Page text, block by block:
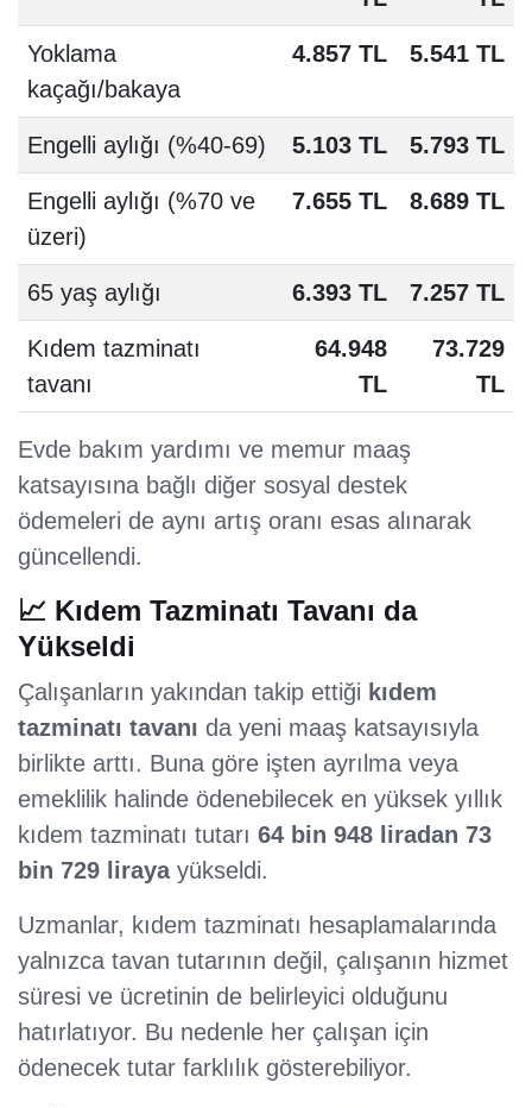
Yoklama
kaçağı/bakaya
4.857 TL 5.541 TL
Engelli aylığı (%40-69) 5.103 TL 5.793 TL
Engelli aylığı (%70 ve
üzeri)
7.655 TL 8.689 TL
65 yaş aylığı 6.393 TL 7.257 TL
Kıdem tazminatı
tavanı
64.948
TL
73.729
TL
Evde bakım yardımı ve memur maaş
katsayısına bağlı diğer sosyal destek
ödemeleri de aynı artış oranı esas alınarak
güncellendi.
📈 Kıdem Tazminatı Tavanı da
Yükseldi
Çalışanların yakından takip ettiği kıdem
tazminatı tavanı da yeni maaş katsayısıyla
birlikte arttı. Buna göre işten ayrılma veya
emeklilik halinde ödenebilecek en yüksek yıllık
kıdem tazminatı tutarı 64 bin 948 liradan 73
bin 729 lirayayükseldi.
Uzmanlar, kıdem tazminatı hesaplamalarında
yalnızca tavan tutarının değil, çalışanın hizmet
süresi ve ücretinin de belirleyici olduğunu
hatırlatıyor. Bu nedenle her çalışan için
ödenecek tutar farklılık gösterebiliyor.